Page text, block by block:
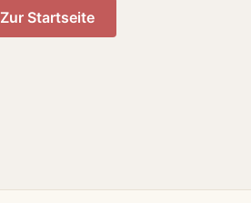
Zur Startseite